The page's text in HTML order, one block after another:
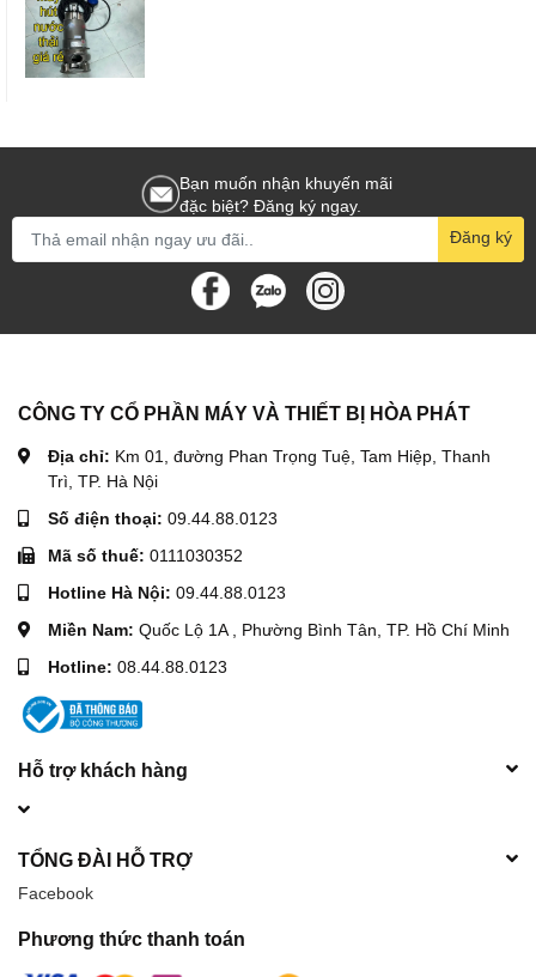
Bạn muốn nhận khuyến mãi
đặc biệt? Đăng ký ngay.
Đăng ký
CÔNG TY CỔ PHẦN MÁY VÀ THIẾT BỊ HÒA PHÁT
Địa chỉ: Km 01, đường Phan Trọng Tuệ, Tam Hiệp, Thanh
Trì, TP. Hà Nội
Số điện thoại: 09.44.88.0123
Mã số thuế: 0111030352
Hotline Hà Nội: 09.44.88.0123
Miền Nam: Quốc Lộ 1A , Phường Bình Tân, TP. Hồ Chí Minh
Hotline: 08.44.88.0123
Hỗ trợ khách hàng
TỔNG ĐÀI HỖ TRỢ
Facebook
Phương thức thanh toán